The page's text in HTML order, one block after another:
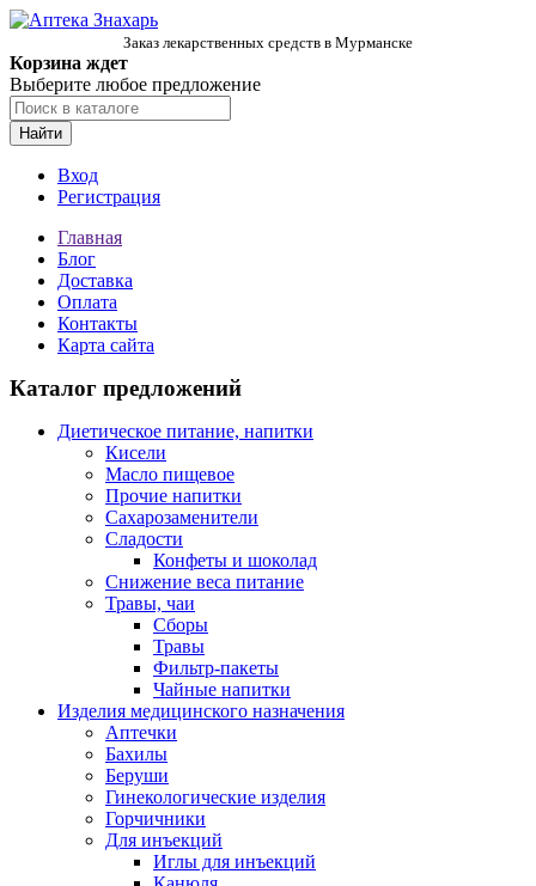
Заказ лекарственных средств в Мурманске
Корзина ждет
Выберите любое предложение
Найти
Вход
Регистрация
Главная
Блог
Доставка
Оплата
Контакты
Карта сайта
Каталог предложений
Диетическое питание, напитки
Кисели
Масло пищевое
Прочие напитки
Сахарозаменители
Сладости
Конфеты и шоколад
Снижение веса питание
Травы, чаи
Сборы
Травы
Фильтр-пакеты
Чайные напитки
Изделия медицинского назначения
Аптечки
Бахилы
Беруши
Гинекологические изделия
Горчичники
Для инъекций
Иглы для инъекций